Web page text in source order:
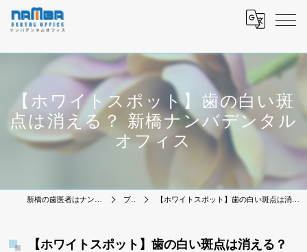
【ホワイトスポット】歯の白い斑
点は消える？ 新橋ナンバデンタル
オフィス
ブログ 【ホワイトスポット】歯の白い斑点は消える？ 新橋ナンバデンタルオフィス
【ホワイトスポット】歯の白い斑点は消える？